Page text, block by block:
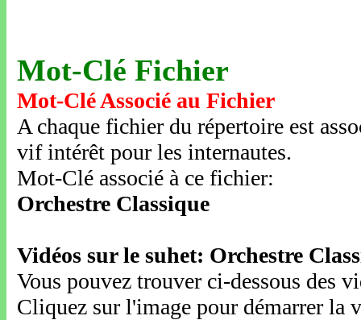
Mot-Clé Fichier
Mot-Clé Associé au Fichier
A chaque fichier du répertoire est
vif intérêt pour les internautes.
Mot-Clé associé à ce fichier:
Orchestre Classique
Vidéos sur le suhet: Orchestre
Vous pouvez trouver ci-dessous des
Cliquez sur l'image pour démarrer la